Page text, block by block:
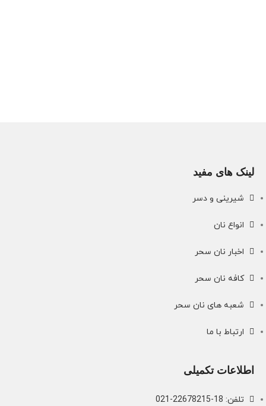
لینک های مفید
شیرینی و دسر
انواع نان
اخبار نان سحر
کافه نان سحر
شعبه های نان سحر
ارتباط با ما
اطلاعات تکمیلی
تلفن: 18-22678215-021